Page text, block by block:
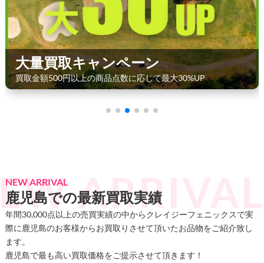
大量買取キャンペーン
買取金額500円以上の商品点数に応じて最大30%UP
NEW ARRIVAL
鹿児島での最新買取実績
年間30,000点以上の売買実績の中からクレイジーフェニックスで実
際に鹿児島のお客様からお買取りさせて頂いたお品物をご紹介致し
ます。
鹿児島で最も高い買取価格をご提示させて頂きます！